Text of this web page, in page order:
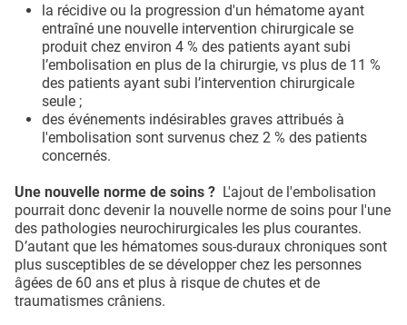
la récidive ou la progression d'un hématome ayant
entraîné une nouvelle intervention chirurgicale se
produit chez environ 4 % des patients ayant subi
l’embolisation en plus de la chirurgie, vs plus de 11 %
des patients ayant subi l’intervention chirurgicale
seule ;
des événements indésirables graves attribués à
l'embolisation sont survenus chez 2 % des patients
concernés.
Une nouvelle norme de soins ? L'ajout de l'embolisation
pourrait donc devenir la nouvelle norme de soins pour l'une
des pathologies neurochirurgicales les plus courantes.
D’autant que les hématomes sous-duraux chroniques sont
plus susceptibles de se développer chez les personnes
âgées de 60 ans et plus à risque de chutes et de
traumatismes crâniens.